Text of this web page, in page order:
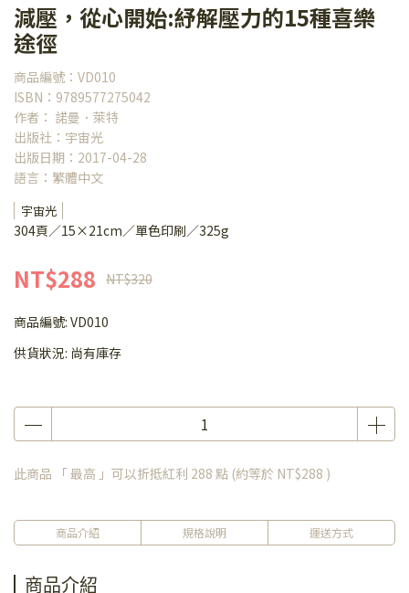
減壓，從心開始:紓解壓力的15種喜樂
途徑
商品編號：VD010
ISBN：9789577275042
作者： 諾曼．萊特
出版社：宇宙光
出版日期：2017-04-28
語言：繁體中文
宇宙光
304頁／15×21cm／單色印刷／325g
NT$288 NT$320
商品編號: VD010
供貨狀況: 尚有庫存
此商品 「 最高 」可以折抵紅利 288 點 (約等於 NT$288 )
商品介紹 規格說明 運送方式
商品介紹